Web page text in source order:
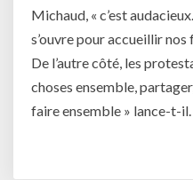
Michaud, « c’est
s’ouvre pour accueillir
De l’autre côté, les
choses ensemble,
faire ensemble » lance-t-il.